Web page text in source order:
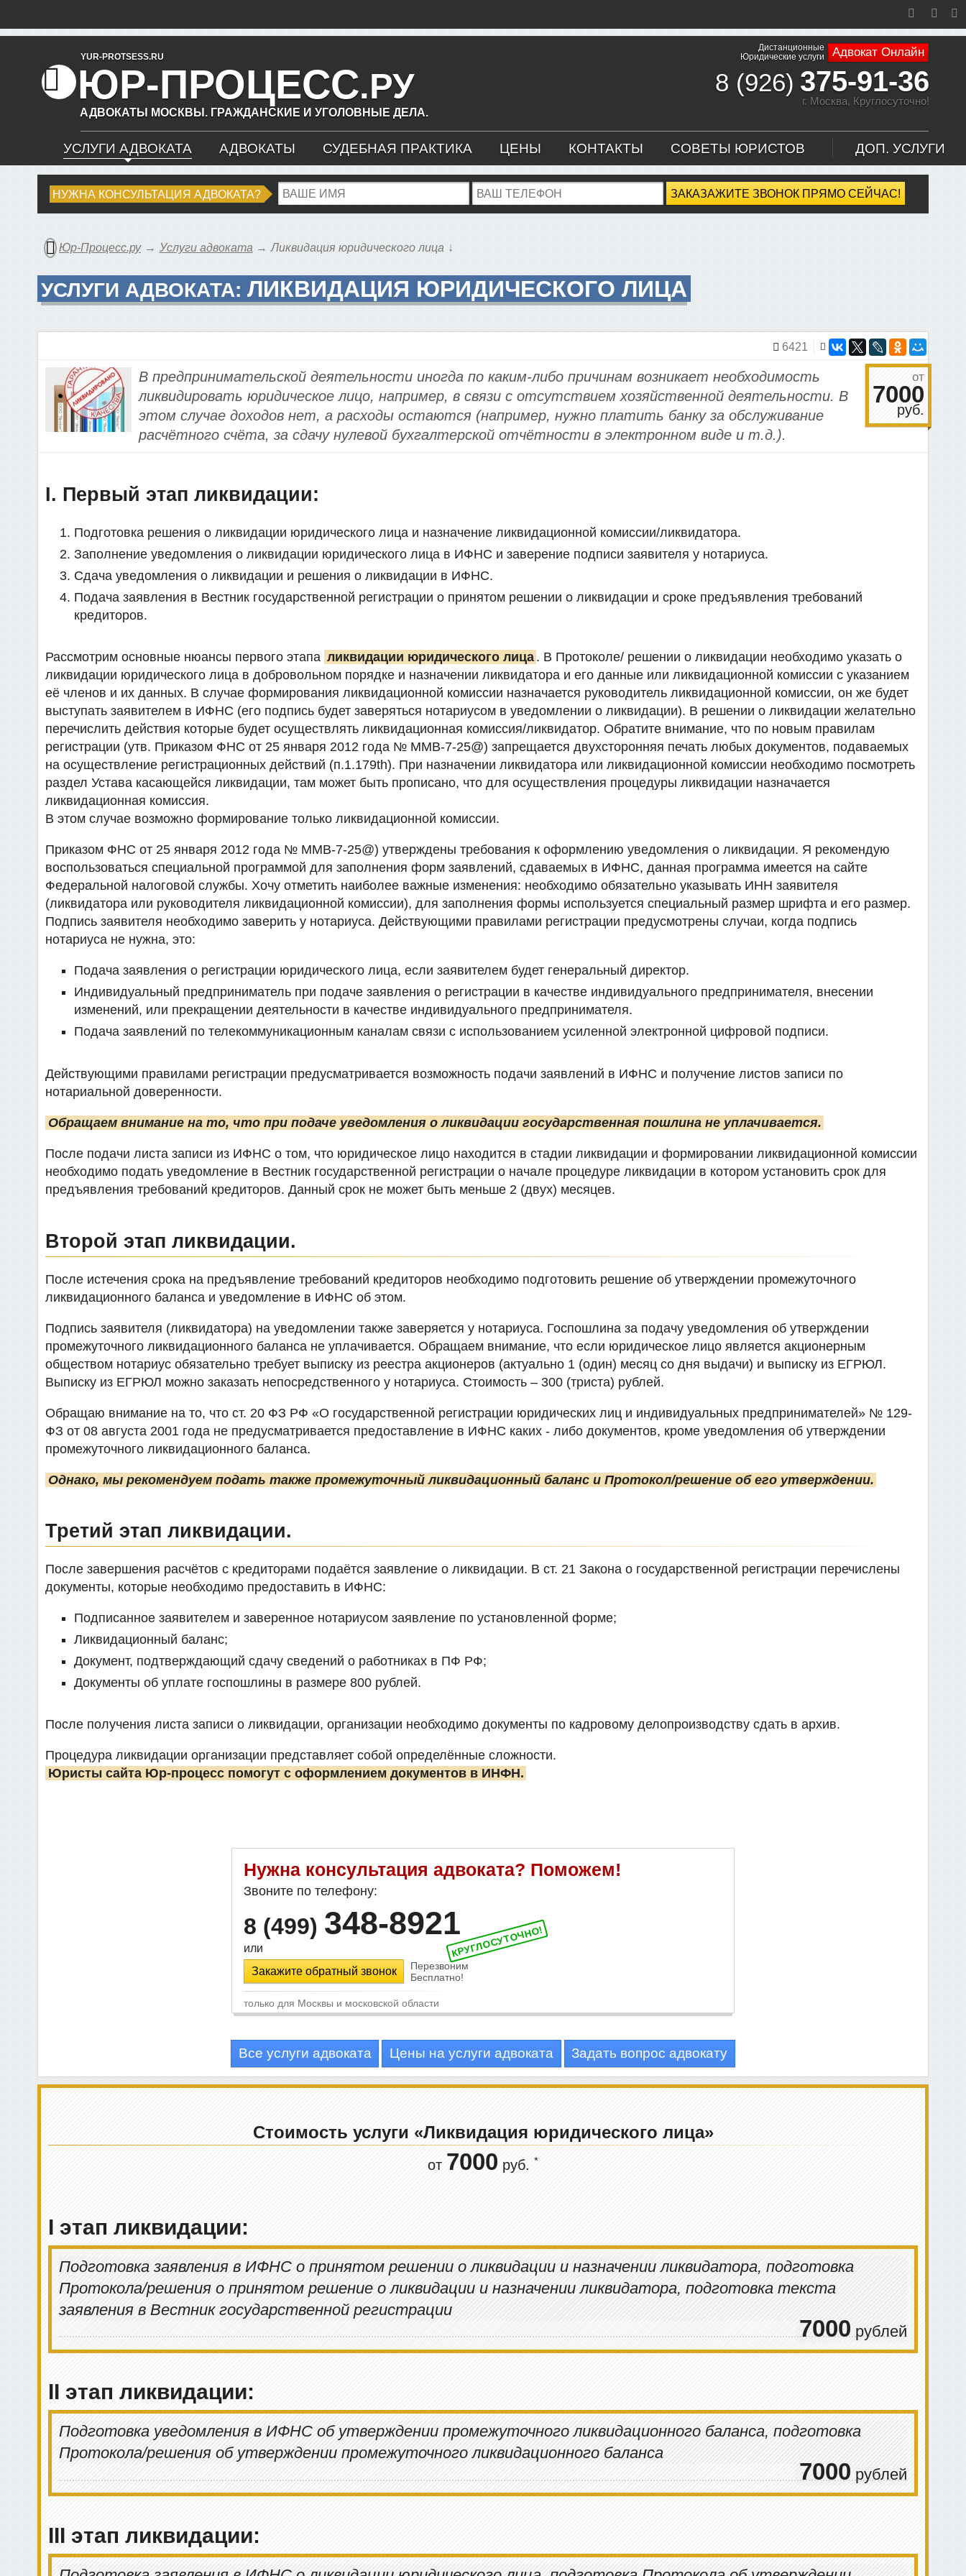
YUR-PROTSESS.RU
ЮР-ПРОЦЕСС.РУ
АДВОКАТЫ МОСКВЫ. ГРАЖДАНСКИЕ И УГОЛОВНЫЕ ДЕЛА.
Дистанционные
Юридические услуги
Адвокат Онлайн
8 (926) 375-91-36
г. Москва, Круглосуточно!
УСЛУГИ АДВОКАТА АДВОКАТЫ СУДЕБНАЯ ПРАКТИКА ЦЕНЫ КОНТАКТЫ СОВЕТЫ ЮРИСТОВ ДОП. УСЛУГИ
НУЖНА КОНСУЛЬТАЦИЯ АДВОКАТА? ЗАКАЗАЖИТЕ ЗВОНОК ПРЯМО СЕЙЧАС!
Юр-Процесс.ру Услуги адвоката Ликвидация юридического лица
УСЛУГИ АДВОКАТА: ЛИКВИДАЦИЯ ЮРИДИЧЕСКОГО ЛИЦА
6421
В предпринимательской деятельности иногда по каким-либо причинам возникает необходимость
ликвидировать юридическое лицо, например, в связи с отсутствием хозяйственной деятельности. В
этом случае доходов нет, а расходы остаются (например, нужно платить банку за обслуживание
расчётного счёта, за сдачу нулевой бухгалтерской отчётности в электронном виде и т.д.).
от
7000
руб.
I. Первый этап ликвидации:
Подготовка решения о ликвидации юридического лица и назначение ликвидационной комиссии/ликвидатора.
Заполнение уведомления о ликвидации юридического лица в ИФНС и заверение подписи заявителя у нотариуса.
Сдача уведомления о ликвидации и решения о ликвидации в ИФНС.
Подача заявления в Вестник государственной регистрации о принятом решении о ликвидации и сроке предъявления требований
кредиторов.
Рассмотрим основные нюансы первого этапа ликвидации юридического лица . В Протоколе/ решении о ликвидации необходимо указать о
ликвидации юридического лица в добровольном порядке и назначении ликвидатора и его данные или ликвидационной комиссии с указанием
её членов и их данных. В случае формирования ликвидационной комиссии назначается руководитель ликвидационной комиссии, он же будет
выступать заявителем в ИФНС (его подпись будет заверяться нотариусом в уведомлении о ликвидации). В решении о ликвидации желательно
перечислить действия которые будет осуществлять ликвидационная комиссия/ликвидатор. Обратите внимание, что по новым правилам
регистрации (утв. Приказом ФНС от 25 января 2012 года № ММВ-7-25@) запрещается двухсторонняя печать любых документов, подаваемых
на осуществление регистрационных действий (п.1.179th). При назначении ликвидатора или ликвидационной комиссии необходимо посмотреть
раздел Устава касающейся ликвидации, там может быть прописано, что для осуществления процедуры ликвидации назначается
ликвидационная комиссия.
В этом случае возможно формирование только ликвидационной комиссии.
Приказом ФНС от 25 января 2012 года № ММВ-7-25@) утверждены требования к оформлению уведомления о ликвидации. Я рекомендую
воспользоваться специальной программой для заполнения форм заявлений, сдаваемых в ИФНС, данная программа имеется на сайте
Федеральной налоговой службы. Хочу отметить наиболее важные изменения: необходимо обязательно указывать ИНН заявителя
(ликвидатора или руководителя ликвидационной комиссии), для заполнения формы используется специальный размер шрифта и его размер.
Подпись заявителя необходимо заверить у нотариуса. Действующими правилами регистрации предусмотрены случаи, когда подпись
нотариуса не нужна, это:
Подача заявления о регистрации юридического лица, если заявителем будет генеральный директор.
Индивидуальный предприниматель при подаче заявления о регистрации в качестве индивидуального предпринимателя, внесении
изменений, или прекращении деятельности в качестве индивидуального предпринимателя.
Подача заявлений по телекоммуникационным каналам связи с использованием усиленной электронной цифровой подписи.
Действующими правилами регистрации предусматривается возможность подачи заявлений в ИФНС и получение листов записи по
нотариальной доверенности.
Обращаем внимание на то, что при подаче уведомления о ликвидации государственная пошлина не уплачивается.
После подачи листа записи из ИФНС о том, что юридическое лицо находится в стадии ликвидации и формировании ликвидационной комиссии
необходимо подать уведомление в Вестник государственной регистрации о начале процедуре ликвидации в котором установить срок для
предъявления требований кредиторов. Данный срок не может быть меньше 2 (двух) месяцев.
Второй этап ликвидации.
После истечения срока на предъявление требований кредиторов необходимо подготовить решение об утверждении промежуточного
ликвидационного баланса и уведомление в ИФНС об этом.
Подпись заявителя (ликвидатора) на уведомлении также заверяется у нотариуса. Госпошлина за подачу уведомления об утверждении
промежуточного ликвидационного баланса не уплачивается. Обращаем внимание, что если юридическое лицо является акционерным
обществом нотариус обязательно требует выписку из реестра акционеров (актуально 1 (один) месяц со дня выдачи) и выписку из ЕГРЮЛ.
Выписку из ЕГРЮЛ можно заказать непосредственного у нотариуса. Стоимость – 300 (триста) рублей.
Обращаю внимание на то, что ст. 20 ФЗ РФ «О государственной регистрации юридических лиц и индивидуальных предпринимателей» № 129-
ФЗ от 08 августа 2001 года не предусматривается предоставление в ИФНС каких - либо документов, кроме уведомления об утверждении
промежуточного ликвидационного баланса.
Однако, мы рекомендуем подать также промежуточный ликвидационный баланс и Протокол/решение об его утверждении.
Третий этап ликвидации.
После завершения расчётов с кредиторами подаётся заявление о ликвидации. В ст. 21 Закона о государственной регистрации перечислены
документы, которые необходимо предоставить в ИФНС:
Подписанное заявителем и заверенное нотариусом заявление по установленной форме;
Ликвидационный баланс;
Документ, подтверждающий сдачу сведений о работниках в ПФ РФ;
Документы об уплате госпошлины в размере 800 рублей.
После получения листа записи о ликвидации, организации необходимо документы по кадровому делопроизводству сдать в архив.
Процедура ликвидации организации представляет собой определённые сложности.
Юристы сайта Юр-процесс помогут с оформлением документов в ИНФН.
Нужна консультация адвоката? Поможем!
Звоните по телефону:
8 (499) 348-8921
или
Закажите обратный звонок
Все услуги адвоката Цены на услуги адвоката Задать вопрос адвокату
Стоимость услуги «Ликвидация юридического лица»
от 7000 руб. *
I этап ликвидации:
Подготовка заявления в ИФНС о принятом решении о ликвидации и назначении ликвидатора, подготовка
Протокола/решения о принятом решение о ликвидации и назначении ликвидатора, подготовка текста
заявления в Вестник государственной регистрации
7000 рублей
II этап ликвидации:
Подготовка уведомления в ИФНС об утверждении промежуточного ликвидационного баланса, подготовка
Протокола/решения об утверждении промежуточного ликвидационного баланса
7000 рублей
III этап ликвидации: